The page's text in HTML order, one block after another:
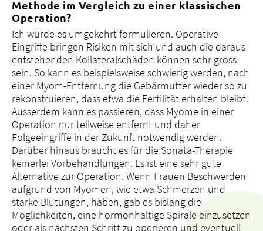
Methode im Vergleich zu einer klassischen
Operation?
Ich würde es umgekehrt formulieren. Operative
Eingriffe bringen Risiken mit sich und auch die daraus
entstehenden Kollateralschäden können sehr gross
sein. So kann es beispielsweise schwierig werden, nach
einer Myom-Entfernung die Gebärmutter wieder so zu
rekonstruieren, dass etwa die Fertilität erhalten bleibt.
Ausserdem kann es passieren, dass Myome in einer
Operation nur teilweise entfernt und daher
Folgeeingriffe in der Zukunft notwendig werden.
Darüber hinaus braucht es für die Sonata-Therapie
keinerlei Vorbehandlungen. Es ist eine sehr gute
Alternative zur Operation. Wenn Frauen Beschwerden
aufgrund von Myomen, wie etwa Schmerzen und
starke Blutungen, haben, gab es bislang die
Möglichkeiten, eine hormonhaltige Spirale einzusetzen
oder als nächsten Schritt zu operieren und eventuell